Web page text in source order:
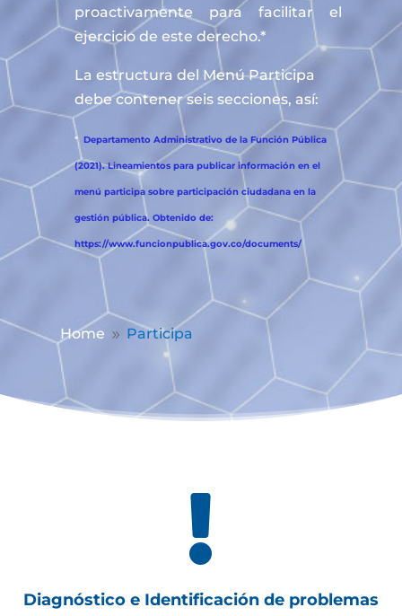
proactivamente para facilitar el
ejercicio de este derecho.*
La estructura del Menú Participa
debe contener seis secciones, así:
* Departamento Administrativo de la Función Pública
(2021). Lineamientos para publicar información en el
menú participa sobre participación ciudadana en la
gestión pública. Obtenido de:
https://www.funcionpublica.gov.co/documents/
Home 9 Participa

Diagnóstico e Identificación de problemas